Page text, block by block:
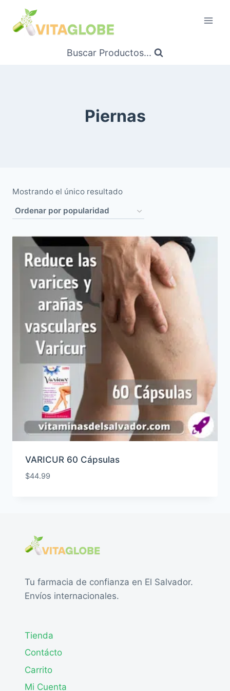
Contenido
Buscar Productos...
Piernas
Mostrando el único resultado
VARICUR 60 Cápsulas
$44.99
Tu farmacia de confianza en El Salvador.
Envíos internacionales.
Tienda
Contácto
Carrito
Mi Cuenta